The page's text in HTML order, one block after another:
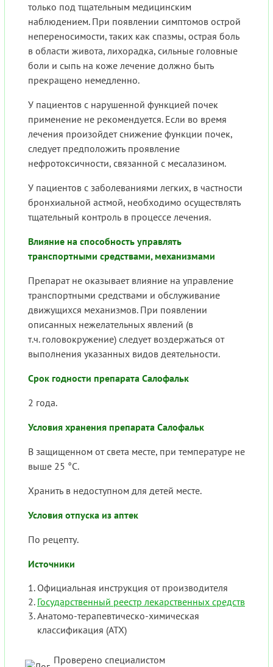
только под тщательным медицинским
наблюдением. При появлении симптомов острой
непереносимости, таких как спазмы, острая боль
в области живота, лихорадка, сильные головные
боли и сыпь на коже лечение должно быть
прекращено немедленно.
У пациентов с нарушенной функцией почек
применение не рекомендуется. Если во время
лечения произойдет снижение функции почек,
следует предположить проявление
нефротоксичности, связанной с месалазином.
У пациентов с заболеваниями легких, в частности
бронхиальной астмой, необходимо осуществлять
тщательный контроль в процессе лечения.
Влияние на способность управлять
транспортными средствами, механизмами
Препарат не оказывает влияние на управление
транспортными средствами и обслуживание
движущихся механизмов. При появлении
описанных нежелательных явлений (в
т.ч. головокружение) следует воздержаться от
выполнения указанных видов деятельности.
Срок годности препарата Салофальк
2 года.
Условия хранения препарата Салофальк
В защищенном от света месте, при температуре не
выше 25 °C.
Хранить в недоступном для детей месте.
Условия отпуска из аптек
По рецепту.
Источники
Официальная инструкция от производителя
Государственный реестр лекарственных средств
Анатомо-терапевтическо-химическая
классификация (ATX)
Проверено специалистом